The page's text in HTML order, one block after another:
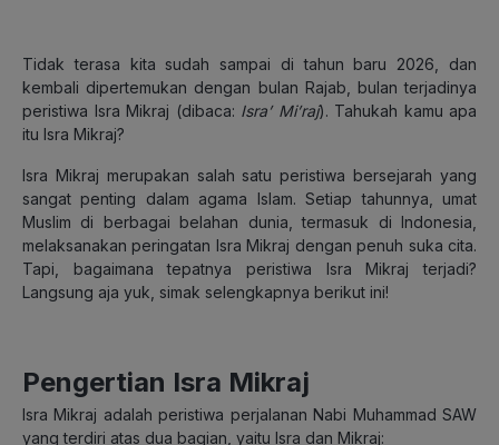
Tidak terasa kita sudah sampai di tahun baru 2026, dan
kembali dipertemukan dengan bulan Rajab, bulan terjadinya
peristiwa Isra Mikraj (dibaca: Isra’ Mi’raj). Tahukah kamu apa
itu Isra Mikraj?
Isra Mikraj merupakan salah satu peristiwa bersejarah yang
sangat penting dalam agama Islam. Setiap tahunnya, umat
Muslim di berbagai belahan dunia, termasuk di Indonesia,
melaksanakan peringatan Isra Mikraj dengan penuh suka cita.
Tapi, bagaimana tepatnya peristiwa Isra Mikraj terjadi?
Langsung aja yuk, simak selengkapnya berikut ini!
Pengertian Isra Mikraj
Isra Mikraj adalah peristiwa perjalanan Nabi Muhammad SAW
yang terdiri atas dua bagian, yaitu Isra dan Mikraj: